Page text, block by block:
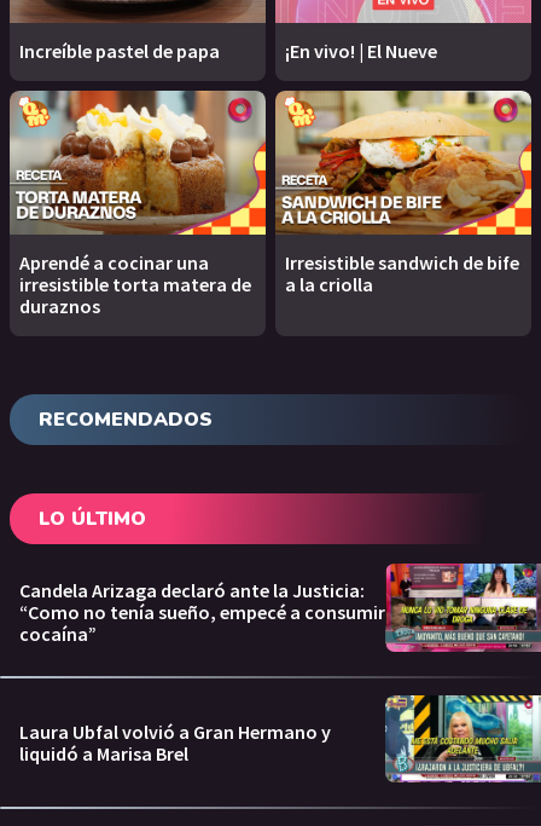
Increíble pastel de papa ¡En vivo! | El Nueve
Aprendé a cocinar una
irresistible torta matera de
duraznos
Irresistible sandwich de bife
a la criolla
RECOMENDADOS
LO ÚLTIMO
Candela Arizaga declaró ante la Justicia:
“Como no tenía sueño, empecé a consumir
cocaína”
Laura Ubfal volvió a Gran Hermano y
liquidó a Marisa Brel